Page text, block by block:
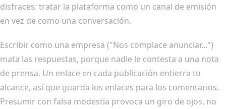
disfraces: tratar la plataforma como un canal de emisión
en vez de como una conversación.
Escribir como una empresa ("Nos complace anunciar...")
mata las respuestas, porque nadie le contesta a una nota
de prensa. Un enlace en cada publicación entierra tu
alcance, así que guarda los enlaces para los comentarios.
Presumir con falsa modestia provoca un giro de ojos, no